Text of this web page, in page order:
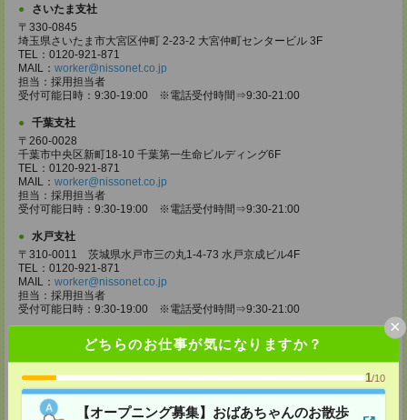
どちらのお仕事が気になりますか？
1/10
【オープニング募集】おばあちゃんのお散歩
×
さいたま支社
〒330-0845
埼玉県さいたま市大宮区仲町 2-23-2 大宮仲町センタービル 3F
TEL：0120-921-871
MAIL： worker@nissonet.co.jp
担当：採用担当者
受付可能日時：9:30-19:00 ※電話受付時間⇒9:30-21:00
千葉支社
〒260-0028
千葉市中央区新町18-10 千葉第一生命ビルディング6F
TEL：0120-921-871
MAIL： worker@nissonet.co.jp
担当：採用担当者
受付可能日時：9:30-19:00 ※電話受付時間⇒9:30-21:00
水戸支社
〒310-0011 茨城県水戸市三の丸1-4-73 水戸京成ビル4F
TEL：0120-921-871
MAIL： worker@nissonet.co.jp
担当：採用担当者
受付可能日時：9:30-19:00 ※電話受付時間⇒9:30-21:00
〒320-0811 栃木県宇都宮市大通り1-2-11 フコク生命ビル4F
MAIL：worker@nissonet.co.jp
担当：採用担当者
受付可能日時：9:30-19:00 ※電話受付時間⇒9:30-21:00